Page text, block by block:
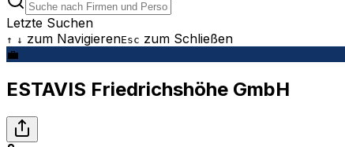
Letzte Suchen
↑ ↓ zum NavigierenEsc zum Schließen
💼
ESTAVIS Friedrichshöhe GmbH